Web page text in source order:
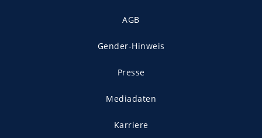
AGB
Gender-Hinweis
Presse
Mediadaten
Karriere